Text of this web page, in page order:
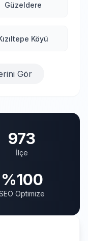
Güzeldere
Köyü
Gör
973
İlçe
%100
Optimize